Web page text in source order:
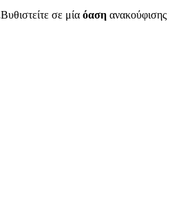
Βυθιστείτε σε μία όαση ανακούφισης